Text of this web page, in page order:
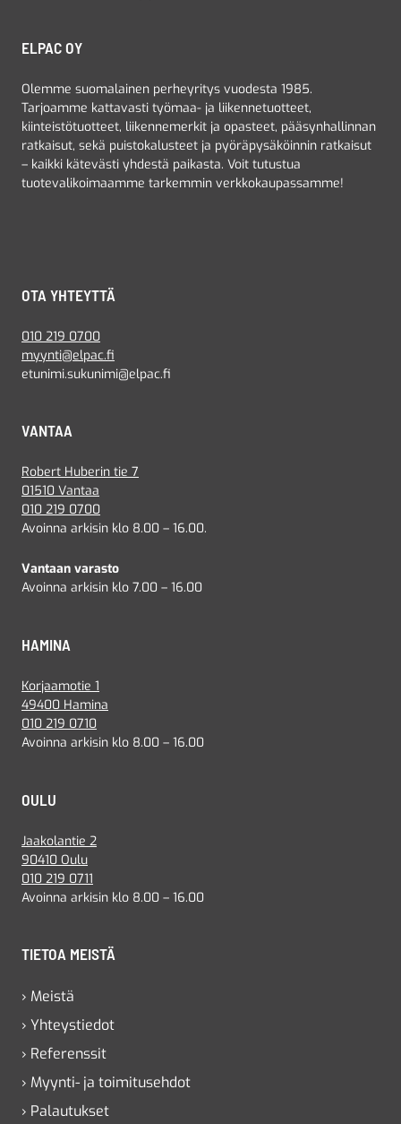
ELPAC OY
Olemme suomalainen perheyritys vuodesta 1985.
Tarjoamme kattavasti työmaa- ja liikennetuotteet,
kiinteistötuotteet, liikennemerkit ja opasteet, pääsynhallinnan
ratkaisut, sekä puistokalusteet ja pyöräpysäköinnin ratkaisut
– kaikki kätevästi yhdestä paikasta. Voit tutustua
tuotevalikoimaamme tarkemmin verkkokaupassamme!
OTA YHTEYTTÄ
010 219 0700
myynti@elpac.fi
etunimi.sukunimi@elpac.fi
VANTAA
Robert Huberin tie 7
01510 Vantaa
010 219 0700
Avoinna arkisin klo 8.00 – 16.00.
Vantaan varasto
Avoinna arkisin klo 7.00 – 16.00
HAMINA
Korjaamotie 1
49400 Hamina
010 219 0710
Avoinna arkisin klo 8.00 – 16.00
OULU
Jaakolantie 2
90410 Oulu
010 219 0711
Avoinna arkisin klo 8.00 – 16.00
TIETOA MEISTÄ
› Meistä
› Yhteystiedot
› Referenssit
› Myynti- ja toimitusehdot
› Palautukset